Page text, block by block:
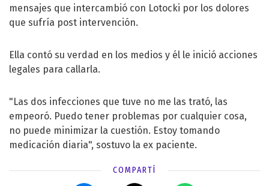
mensajes que intercambió con Lotocki por los dolores
que sufría post intervención.
Ella contó su verdad en los medios y él le inició acciones
legales para callarla.
"Las dos infecciones que tuve no me las trató, las
empeoró. Puedo tener problemas por cualquier cosa,
no puede minimizar la cuestión. Estoy tomando
medicación diaria", sostuvo la ex paciente.
COMPARTÍ